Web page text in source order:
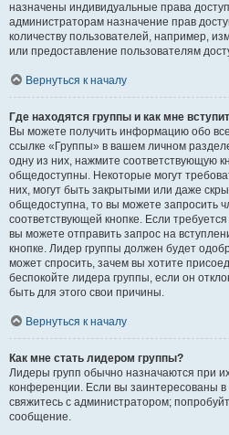
назначены индивидуальные права
администраторам назначение прав
количеству пользователей, например,
или предоставление пользователям
Вернуться к началу
Где находятся группы и как мне
Вы можете получить информацию обо
ссылке «Группы» в вашем личном
одну из них, нажмите соответствующую
общедоступны. Некоторые могут
них, могут быть закрытыми или даже
общедоступна, то вы можете запросить
соответствующей кнопке. Если
вы можете отправить запрос на
кнопке. Лидер группы должен будет
может спросить, зачем вы хотите
беспокойте лидера группы, если он
быть для этого свои причины.
Вернуться к началу
Как мне стать лидером группы?
Лидеры групп обычно назначаются при
конференции. Если вы заинтересованы в
свяжитесь с администратором;
сообщение.